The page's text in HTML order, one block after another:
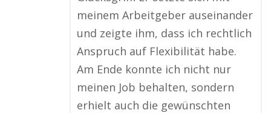
meinem Arbeitgeber auseinander
und zeigte ihm, dass ich rechtlich
Anspruch auf Flexibilität habe.
Am Ende konnte ich nicht nur
meinen Job behalten, sondern
erhielt auch die gewünschten